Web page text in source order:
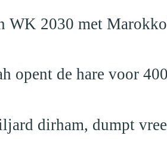
WK 2030 met
opent de hare voor
dirham, dumpt